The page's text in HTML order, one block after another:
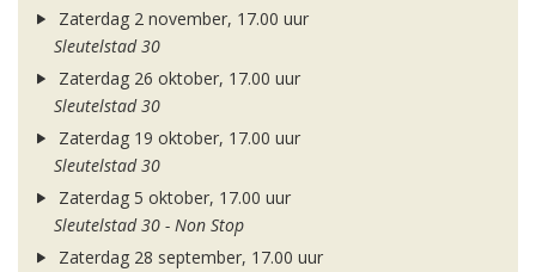
Zaterdag 2 november, 17.00 uur
Sleutelstad 30
Zaterdag 26 oktober, 17.00 uur
Sleutelstad 30
Zaterdag 19 oktober, 17.00 uur
Sleutelstad 30
Zaterdag 5 oktober, 17.00 uur
Sleutelstad 30 - Non Stop
Zaterdag 28 september, 17.00 uur